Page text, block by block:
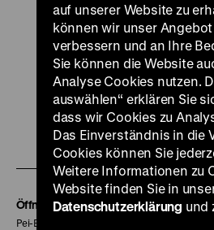
Zu
unserer
Instagram
Seite
Zu
unserer
YouTube
Seite
Zu
Öffnungszeiten
Pei-Bau:
auf unserer Website zu
können wir unser
verbessern und an Ihre
Sie können die Website
Analyse Cookies nutzen.
auswählen“ erklären Sie
dass wir Cookies zu
Das Einverständnis in die
Cookies können Sie
Weitere Informationen zu
Website finden Sie in
Datenschutzerklärung und